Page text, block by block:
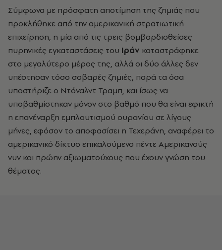
Σύμφωνα με πρόσφατη αποτίμηση της ζημιάς που
προκλήθηκε από την αμερικανική στρατιωτική
επιχείρηση, η μία από τις τρεις βομβαρδισθείσες
πυρηνικές εγκαταστάσεις του Ιράν καταστράφηκε
στο μεγαλύτερο μέρος της, αλλά οι δύο άλλες δεν
υπέστησαν τόσο σοβαρές ζημιές, παρά τα όσα
υποστήριζε ο Ντόναλντ Τραμπ, και ίσως να
υποβαθμίστηκαν μόνον στο βαθμό που θα είναι εφικτή
η επανέναρξη εμπλουτισμού ουρανίου σε λίγους
μήνες, εφόσον το αποφασίσει η Τεχεράνη, αναφέρει το
αμερικανικό δίκτυο επικαλούμενο πέντε Αμερικανούς
νυν και πρώην αξιωματούχους που έχουν γνώση του
θέματος.